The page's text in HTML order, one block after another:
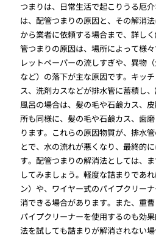
つまりは、日常生活で起こりうる厄
は、配管つまりの原因と、その解消
から業者に依頼する場合まで、詳し
管つまりの原因は、場所によって様
レットペーパーの流しすぎや、異物
など）の落下が主な原因です。キッ
ス、洗剤カスなどが排水管に蓄積し
風呂の場合は、髪の毛や石鹸カス、
所も同様に、髪の毛や石鹸カス、歯
ります。これらの原因物質が、排水
とで、水の流れが悪くなり、最終的
す。配管つまりの解消法としては、
してみましょう。軽度な詰まりであ
ン）や、ワイヤー式のパイプクリー
消できる場合があります。また、重
パイプクリーナーを使用するのも効
法を試しても詰まりが解消されない